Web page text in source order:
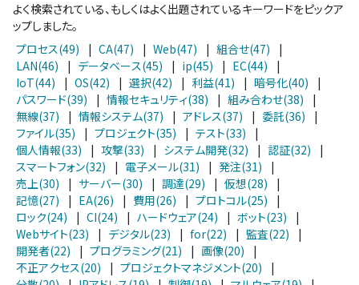
よく検索されている、もしくはよく出題されているキーワードをピックア
ップしました。
プロセス(49)
| CA(47) | Web(47) | 組合せ(47)
|
LAN(46)
| データベース(45) | ip(45) | EC(44)
|
IoT(44)
| OS(42) | 選択(42) | 利益(41) | 暗号化(40)
|
パスワード(39)
| 情報セキュリティ(38) | 組み合わせ(38)
|
無線(37)
| 情報システム(37) | アドレス(37) | 委託(36)
|
ファイル(35)
| プロジェクト(35) | テスト(33)
|
個人情報(33)
| 攻撃(33) | システム開発(32) | 認証(32)
|
スマートフォン(32)
| 電子メール(31) | 発注(31)
|
売上(30)
| サーバー(30) | 調達(29) | 仮想(28)
|
記憶(27)
| EA(26) | 費用(26) | プロトコル(25)
|
ロック(24)
| CI(24) | ハードウェア(24) | ボット(23)
|
Webサイト(23)
| デジタル(23) | for(22) | 監査(22)
|
開発者(22)
| プログラミング(21) | 画像(20)
|
不正アクセス(20)
| プロジェクトマネジメント(20)
|